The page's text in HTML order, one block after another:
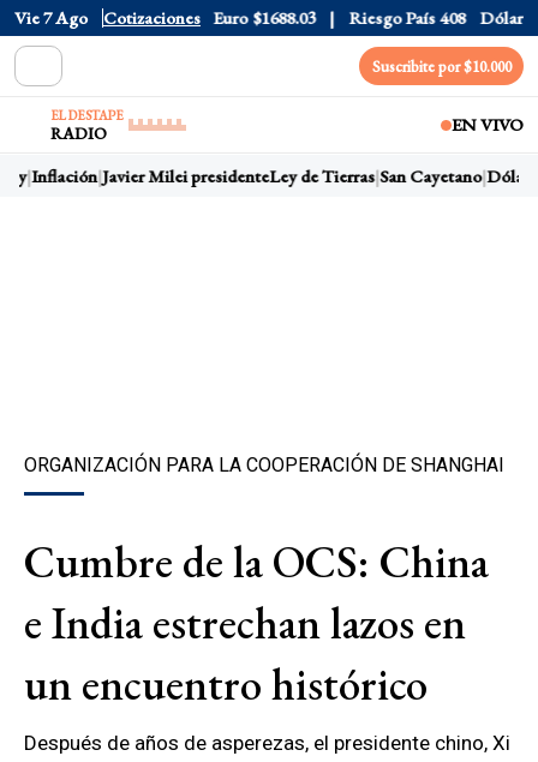
Vie 7 Ago Cotizaciones
Dólar CCL $1578.7 Euro $1688.03 Riesgo País 408 Dólar
Suscribite por $10.000
EL DESTAPE
RADIO EN VIVO
Inflación Javier Milei presidenteLey de Tierras San Cayetano Dólar
ORGANIZACIÓN PARA LA COOPERACIÓN DE SHANGHAI
Cumbre de la OCS: China
e India estrechan lazos en
un encuentro histórico
Después de años de asperezas, el presidente chino, Xi